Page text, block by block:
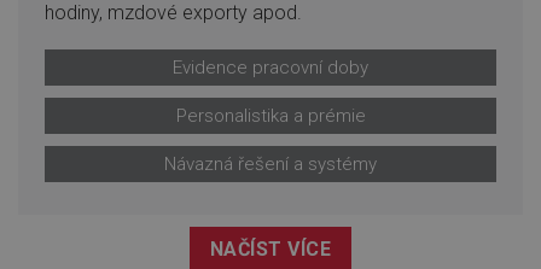
hodiny, mzdové exporty apod.
Evidence pracovní doby
Personalistika a prémie
Návazná řešení a systémy
NAČÍST VÍCE